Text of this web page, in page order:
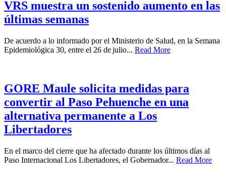
VRS muestra un sostenido aumento en las
últimas semanas
De acuerdo a lo informado por el Ministerio de Salud, en la Semana
Epidemiológica 30, entre el 26 de julio... Read More
GORE Maule solicita medidas para
convertir al Paso Pehuenche en una
alternativa permanente a Los
Libertadores
En el marco del cierre que ha afectado durante los últimos días al
Paso Internacional Los Libertadores, el Gobernador... Read More